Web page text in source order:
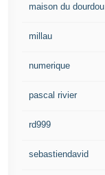
maison du dourdou
millau
numerique
pascal rivier
rd999
sebastiendavid